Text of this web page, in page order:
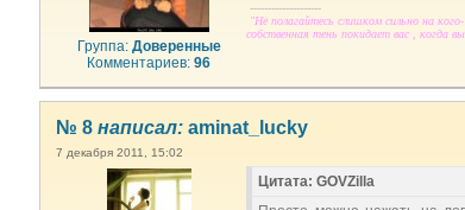
Группа: Доверенные
Комментариев: 96
--------------------
"Не полагайтесь слишком сильно на
собственная тень покидает вас , когда
№ 8 написал: aminat_lucky
7 декабря 2011, 15:02
Цитата: GOVZilla